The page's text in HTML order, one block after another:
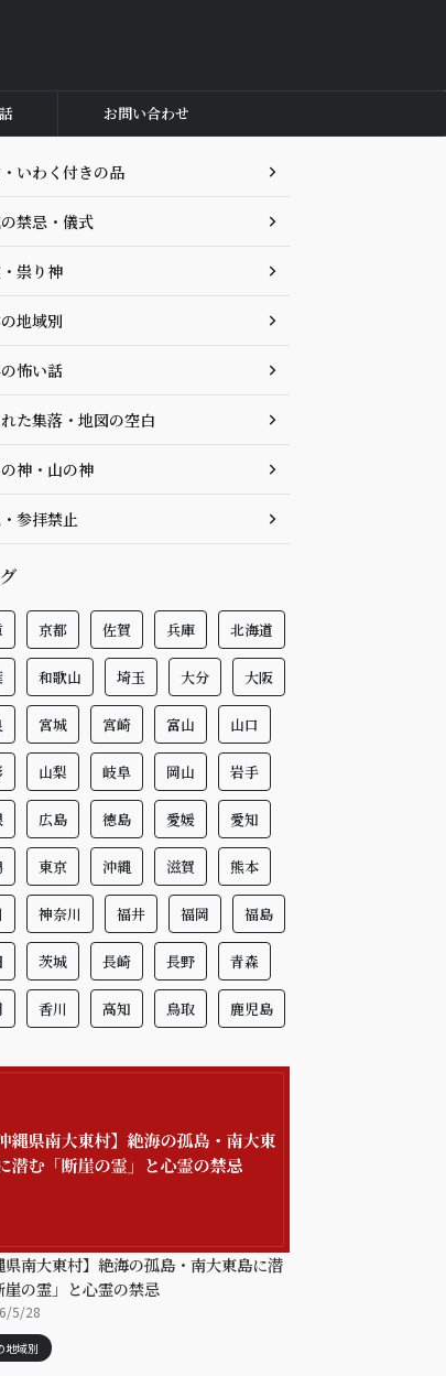
お問い合わせ
いわく付きの品
禁忌・儀式
祟り神
地域別
怖い話
た集落・地図の空白
神・山の神
参拝禁止
京都 佐賀 兵庫 北海道
和歌山 埼玉 大分 大阪
宮城 宮崎 富山 山口
山梨 岐阜 岡山 岩手
広島 徳島 愛媛 愛知
東京 沖縄 滋賀 熊本
神奈川 福井 福岡 福島
茨城 長崎 長野 青森
香川 高知 鳥取 鹿児島
県南大東村】絶海の孤島・南大東島に潜
崖の霊」と心霊の禁忌
5/28
地域別